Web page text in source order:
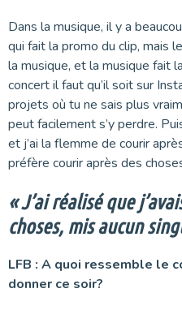
Dans la musique, il y a
qui fait la promo du clip, mais
la musique, et la musique fait
concert il faut qu’il soit sur
projets où tu ne sais plus
peut facilement s’y perdre.
et j’ai la flemme de courir
préfère courir après des
« J’ai réalisé que
choses, mis aucun
LFB : A quoi ressemble le
donner ce soir?